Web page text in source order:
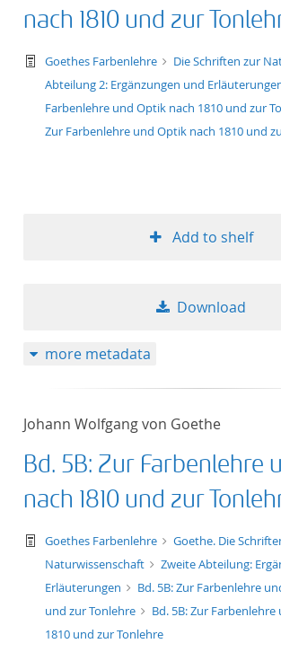
nach 1810 und zur
text/tg.work+xml
Goethes Farbenlehre
Die Schriften zur
Abteilung 2: Ergänzungen und
Farbenlehre und Optik nach 1810 und zur
Zur Farbenlehre und Optik nach 1810 und
Add to shelf
Download
more metadata
Johann Wolfgang von Goethe
Bd. 5B: Zur Farbenlehre
nach 1810 und zur
text/tg.work+xml
Goethes Farbenlehre
Goethe. Die
Naturwissenschaft
Zweite Abteilung:
Erläuterungen
Bd. 5B: Zur Farbenlehre
und zur Tonlehre
Bd. 5B: Zur
1810 und zur Tonlehre